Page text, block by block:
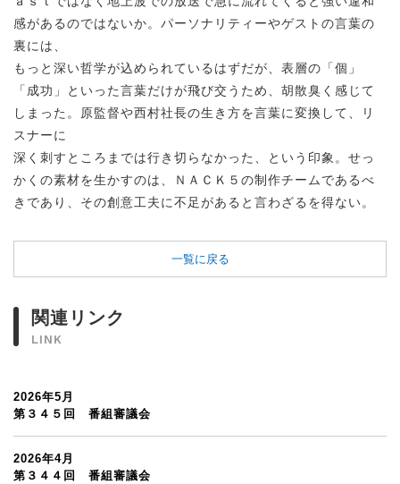
感があるのではないか。パーソナリティーやゲストの言葉の
裏には、
もっと深い哲学が込められているはずだが、表層の「個」
「成功」といった言葉だけが飛び交うため、胡散臭く感じて
しまった。原監督や西村社長の生き方を言葉に変換して、リ
スナーに
深く刺すところまでは行き切らなかった、という印象。せっ
かくの素材を生かすのは、ＮＡＣＫ５の制作チームであるべ
きであり、その創意工夫に不足があると言わざるを得ない。
一覧に戻る
関連リンク
LINK
2026年5月
第３４５回 番組審議会
2026年4月
第３４４回 番組審議会